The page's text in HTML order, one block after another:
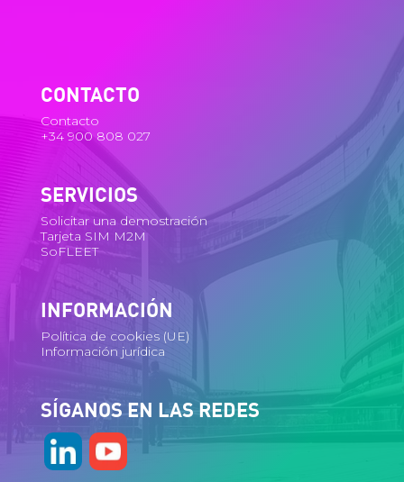
CONTACTO
Contacto
+34 900 808 027
SERVICIOS
Solicitar una demostración
Tarjeta SIM M2M
SoFLEET
INFORMACIÓN
Política de cookies (UE)
Información jurídica
SÍGANOS EN LAS REDES